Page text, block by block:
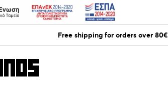
Free shipping for orders over 80€